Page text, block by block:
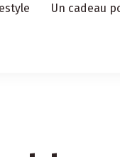
Un cadeau